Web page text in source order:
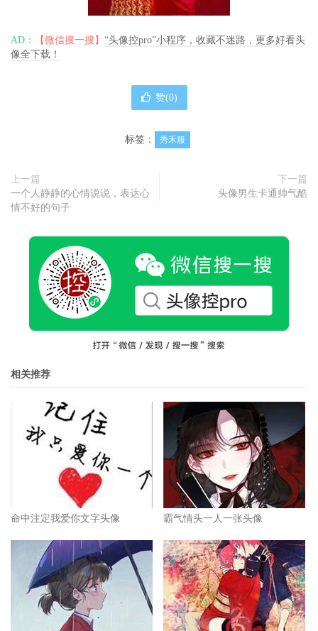
AD： 【微信搜一搜】 “头像控pro”小程序，收藏不迷路，更多好看头
像全下载！
赞(0)
标签： 秀禾服
上一篇
一个人静静的心情说说，表达心
情不好的句子
下一篇
头像男生卡通帅气酷
相关推荐
命中注定我爱你文字头像 霸气情头一人一张头像